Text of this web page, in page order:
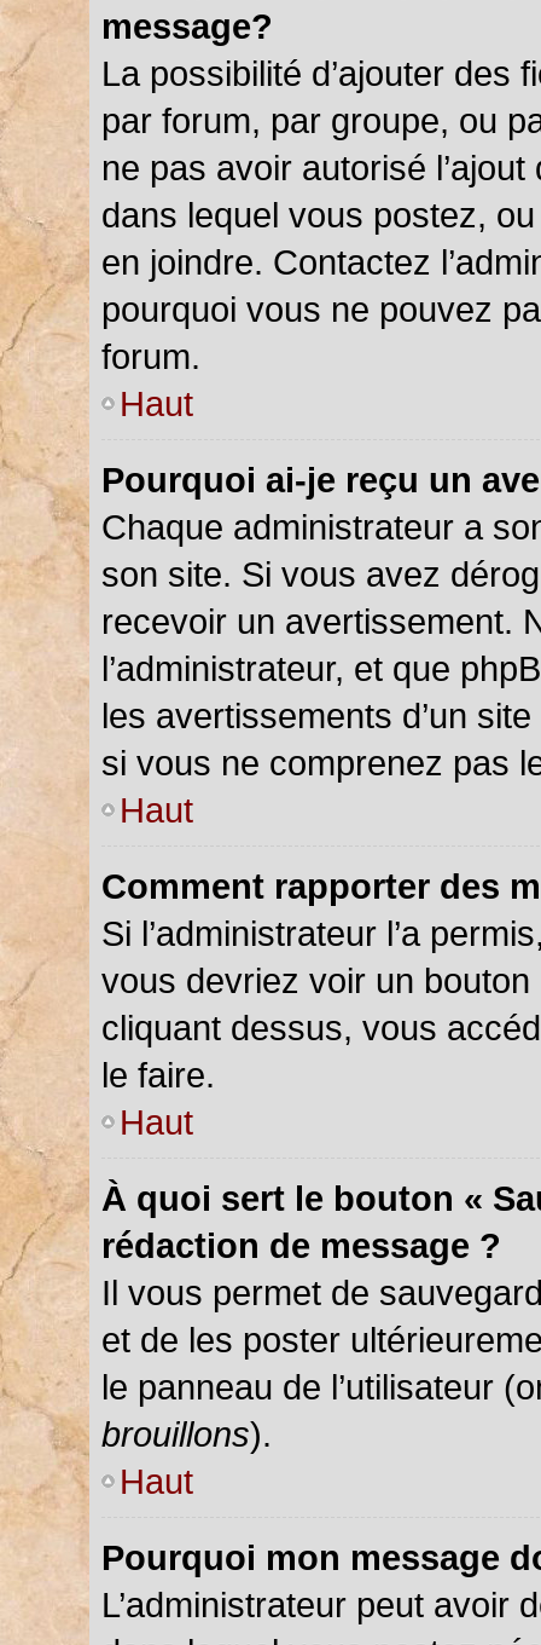
message?
La possibilité d’ajouter des
par forum, par groupe, ou
ne pas avoir autorisé
dans lequel vous postez,
en joindre. Contactez
pourquoi vous ne pouvez
forum.
Haut
Pourquoi ai-je reçu un
Chaque administrateur a
son site. Si vous avez
recevoir un avertissement.
l’administrateur, et que
les avertissements d’un
si vous ne comprenez pas
Haut
Comment rapporter des
Si l’administrateur l’a
vous devriez voir un
cliquant dessus, vous
le faire.
Haut
À quoi sert le bouton «
rédaction de message ?
Il vous permet de
et de les poster
le panneau de l’utilisateur
brouillons).
Haut
Pourquoi mon message
L’administrateur peut avoir